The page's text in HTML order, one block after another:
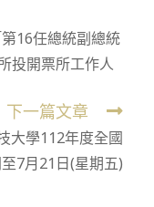
16任總統副總統
投開票所工作人
下一篇文章
大學112年度全國
7月21日(星期五)